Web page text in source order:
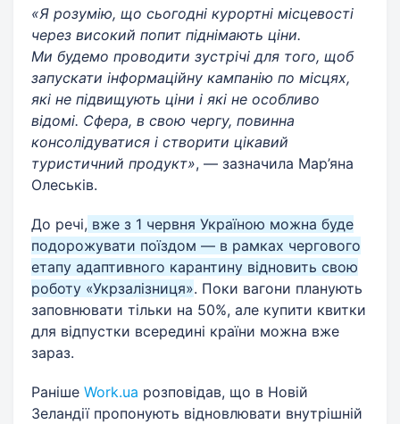
«Я розумію, що сьогодні курортні місцевості
через високий попит піднімають ціни.
Ми будемо проводити зустрічі для того, щоб
запускати інформаційну кампанію по місцях,
які не підвищують ціни і які не особливо
відомі. Сфера, в свою чергу, повинна
консолідуватися і створити цікавий
туристичний продукт», — зазначила Мар’яна
Олеськів.
До речі, вже з 1 червня Україною можна буде
подорожувати поїздом — в рамках чергового
етапу адаптивного карантину відновить свою
роботу «Укрзалізниця». Поки вагони планують
заповнювати тільки на 50%, але купити квитки
для відпустки всередині країни можна вже
зараз.
Раніше Work.ua розповідав, що в Новій
Зеландії пропонують відновлювати внутрішній